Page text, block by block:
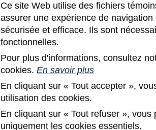
Ce site Web utilise des fichiers
assurer une expérience de
sécurisée et efficace. Ils sont
fonctionnelles.
Pour plus d'informations, consultez
cookies. En savoir plus
En cliquant sur « Tout accepter »,
utilisation des cookies.
En cliquant sur « Tout refuser »,
uniquement les cookies essentiels.